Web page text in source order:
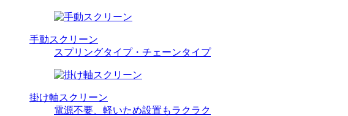
手動スクリーン
スプリングタイプ・チェーンタイプ
掛け軸スクリーン
電源不要、軽いため設置もラクラク